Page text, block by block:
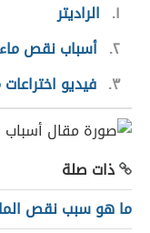
١
الراديتر
٢ أسباب نقص ماء
٣ فيديو
ذات صلة
ما هو سبب نقص